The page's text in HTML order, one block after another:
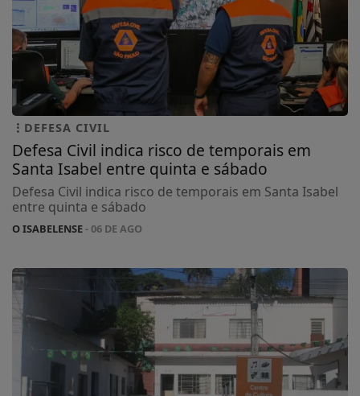
DEFESA CIVIL
Defesa Civil indica risco de temporais em
Santa Isabel entre quinta e sábado
Defesa Civil indica risco de temporais em Santa Isabel
entre quinta e sábado
O ISABELENSE- 06 DE AGO